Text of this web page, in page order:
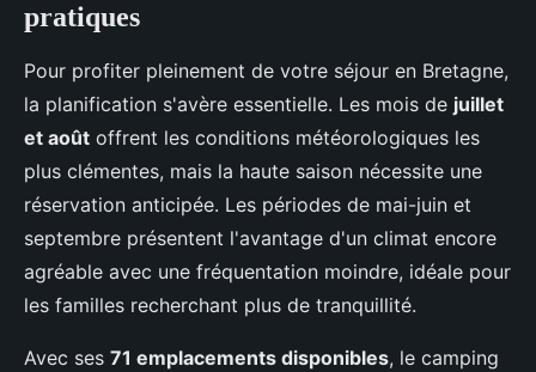
pratiques
Pour profiter pleinement de votre séjour en Bretagne,
la planification s'avère essentielle. Les mois de juillet
et août offrent les conditions météorologiques les
plus clémentes, mais la haute saison nécessite une
réservation anticipée. Les périodes de mai-juin et
septembre présentent l'avantage d'un climat encore
agréable avec une fréquentation moindre, idéale pour
les familles recherchant plus de tranquillité.
Avec ses 71 emplacements disponibles, le camping